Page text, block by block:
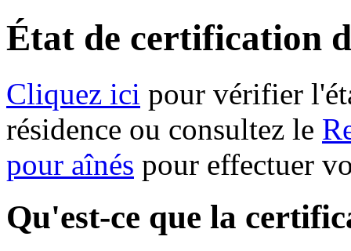
État de certification
Cliquez ici pour vérifier
résidence ou consultez le
pour aînés pour effectuer
Qu'est-ce que la